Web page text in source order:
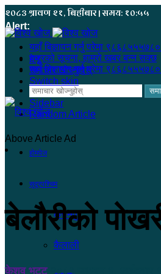
२०८३ श्रावण २१, बिहीबार | समय: १०:५५
Alert:
यहाँ बिज्ञापन गर्नु परेमा ९८६८५५५७८०
हजुरको सूचना, हाम्रो खबर बन्न सक्छ
यहाँ बिज्ञापन गर्नु परेमा ९८६८५५५७८०
Sidebar
Random Article
मेनू
समाचार खोज्नुहोस्
Switch skin
होमपेज
सुदूरपश्चिम
कंचनपुर
कैलाली
Above Article Ad
बेलौरीको
केशव भट्ट २०८१ फाल्गुन ४, आईतवार